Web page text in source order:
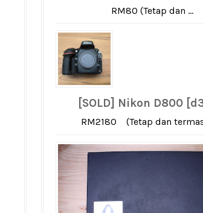
RM80 (Tetap dan ...
[SOLD] Nikon D800
RM2180 (Tetap dan